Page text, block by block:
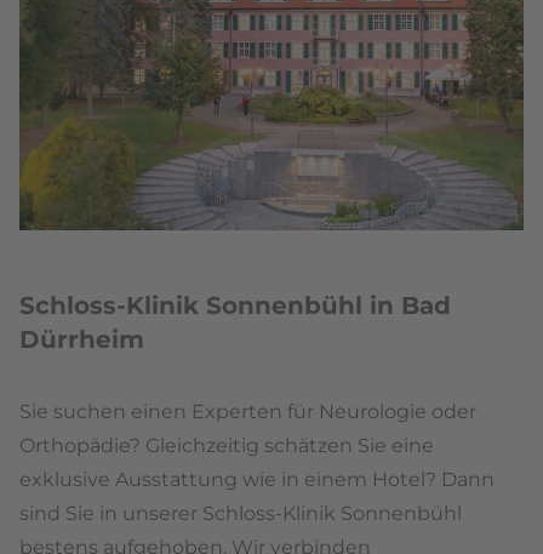
Schloss-Klinik Sonnenbühl in Bad
Dürrheim
Sie suchen einen Experten für Neurologie oder
Orthopädie? Gleichzeitig schätzen Sie eine
exklusive Ausstattung wie in einem Hotel? Dann
sind Sie in unserer Schloss-Klinik Sonnenbühl
bestens aufgehoben. Wir verbinden